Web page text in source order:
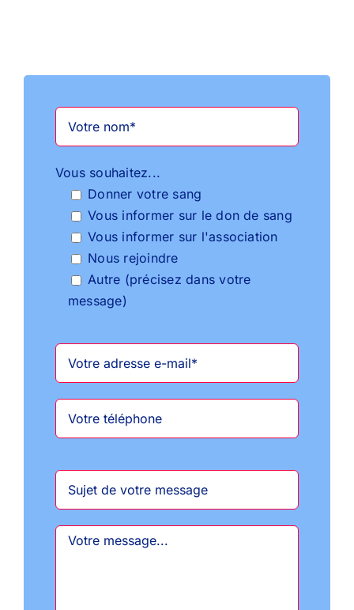
Vous souhaitez...
Donner votre sang
Vous informer sur le don de sang
Vous informer sur l'association
Nous rejoindre
Autre (précisez dans votre
message)